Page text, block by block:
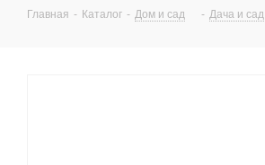
Главная - Каталог - Дом и сад - Дача и сад